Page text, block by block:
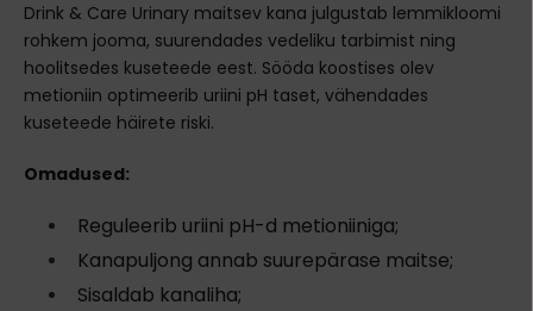
Drink & Care Urinary maitsev kana julgustab lemmikloomi
rohkem jooma, suurendades vedeliku tarbimist ning
hoolitsedes kuseteede eest. Sööda koostises olev
metioniin optimeerib uriini pH taset, vähendades
kuseteede häirete riski.
Omadused:
Reguleerib uriini pH-d metioniiniga;
Kanapuljong annab suurepärase maitse;
Sisaldab kanaliha;